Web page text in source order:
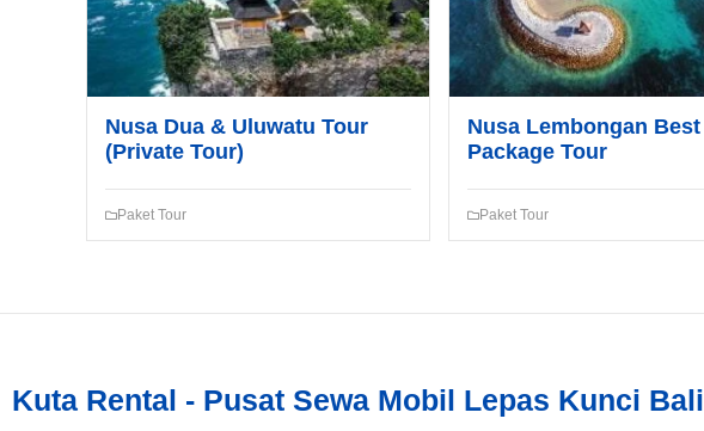
Nusa Dua & Uluwatu Tour
(Private Tour)
Paket Tour
Nusa Lembongan Best
Package Tour
Paket Tour
Kuta Rental - Pusat Sewa Mobil Lepas Kunci Bali